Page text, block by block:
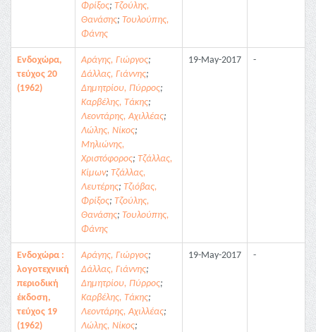
Φρίξος; Τζούλης,
Θανάσης; Τουλούπης,
Φάνης
Ενδοχώρα,
τεύχος 20
(1962)
Αράγης, Γιώργος;
Δάλλας, Γιάννης;
Δημητρίου, Πύρρος;
Καρβέλης, Τάκης;
Λεοντάρης, Αχιλλέας;
Λώλης, Νίκος;
Μηλιώνης,
Χριστόφορος; Τζάλλας,
Κίμων; Τζάλλας,
Λευτέρης; Τζιόβας,
Φρίξος; Τζούλης,
Θανάσης; Τουλούπης,
Φάνης
19-May-2017 -
Ενδοχώρα :
λογοτεχνική
περιοδική
έκδοση,
τεύχος 19
(1962)
Αράγης, Γιώργος;
Δάλλας, Γιάννης;
Δημητρίου, Πύρρος;
Καρβέλης, Τάκης;
Λεοντάρης, Αχιλλέας;
Λώλης, Νίκος;
19-May-2017 -